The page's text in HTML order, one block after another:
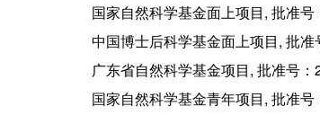
国家自然科学基金面上项目, 批准
中国博士后科学基金面上项目, 批
广东省自然科学基金项目, 批准号
国家自然科学基金青年项目, 批准